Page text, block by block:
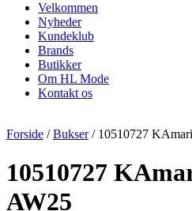
Velkommen
Nyheder
Kundeklub
Brands
Butikker
Om HL Mode
Kontakt os
Forside /Bukser/ 10510727
10510727
AW25